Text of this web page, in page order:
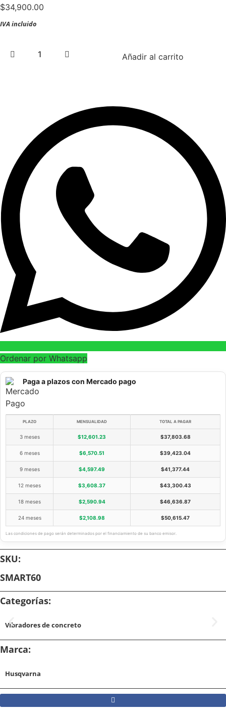
$34,900.00
IVA incluido
Vibrador
para
Añadir al carrito
Ordenar por Whatsapp
Paga a plazos con Mercado pago
PLAZO MENSUALIDAD TOTAL A PAGAR
3 meses $12,601.23 $37,803.68
6 meses $6,570.51 $39,423.04
9 meses $4,597.49 $41,377.44
12 meses $3,608.37 $43,300.43
18 meses $2,590.94 $46,636.87
24 meses $2,108.98 $50,615.47
Las condiciones de pago serán determinados por el financiamiento de su banco emisor.
SKU:
SMART60
Categorías:
Vibradores de concreto
Marca:
Husqvarna